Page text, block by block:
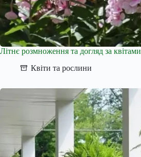
Літнє розмноження та догляд за квітами
Квіти та рослини